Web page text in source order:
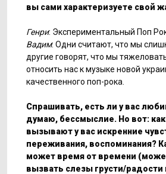
вы сами характеризуете свой
Генри: Экспериментальный Поп
Вадим: Одни считают, что мы
другие говорят, что мы
относить нас к музыке новой
качественного поп-рока.
Спрашивать, есть ли у вас
думаю, бессмыслие. Но вот:
вызывают у вас искренние
переживания, воспоминания?
может время от времени
вызвать слезы грусти/радости